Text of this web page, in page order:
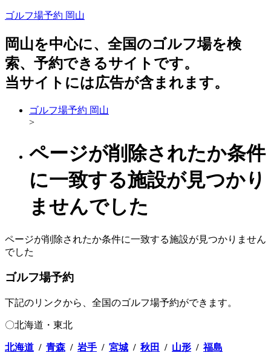
ゴルフ場予約 岡山
岡山を中心に、全国のゴルフ場を検
索、予約できるサイトです。
当サイトには広告が含まれます。
ゴルフ場予約 岡山
>
ページが削除されたか条件
に一致する施設が見つかり
ませんでした
ページが削除されたか条件に一致する施設が見つかりません
でした
ゴルフ場予約
下記のリンクから、全国のゴルフ場予約ができます。
〇北海道・東北
北海道 / 青森 / 岩手 / 宮城 / 秋田 / 山形 /福島